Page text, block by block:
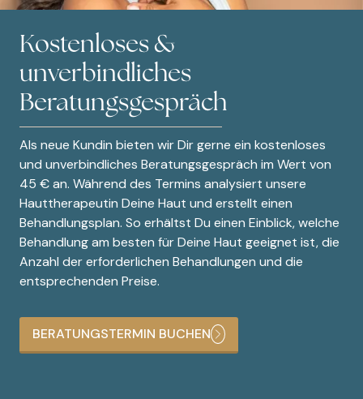
Kostenloses &
unverbindliches
Beratungsgespräch
Als neue Kundin bieten wir Dir gerne ein kostenloses
und unverbindliches Beratungsgespräch im Wert von
45 € an. Während des Termins analysiert unsere
Hauttherapeutin Deine Haut und erstellt einen
Behandlungsplan. So erhältst Du einen Einblick, welche
Behandlung am besten für Deine Haut geeignet ist, die
Anzahl der erforderlichen Behandlungen und die
entsprechenden Preise.
BERATUNGSTERMIN BUCHEN